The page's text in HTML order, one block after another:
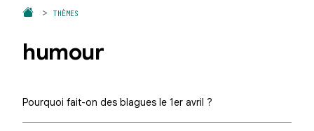
Question au hasard
THÈMES
humour
Pourquoi fait-on des blagues le 1er avril ?